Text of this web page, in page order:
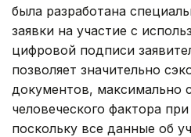
была разработана
заявки на участие с
цифровой подписи
позволяет значительно
документов, максимально
человеческого фактора
поскольку все данные об